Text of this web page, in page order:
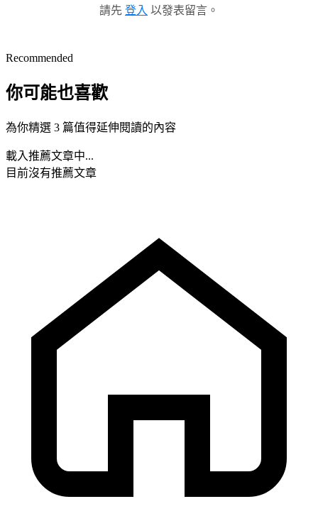
請先 登入 以發表留言。
Recommended
你可能也喜歡
為你精選 3 篇值得延伸閱讀的內容
載入推薦文章中...
目前沒有推薦文章